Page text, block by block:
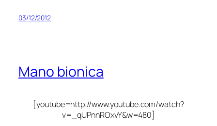
03/12/2012
Mano bionica
[youtube=http://www.youtube.com/watch?
v=_qUPnnROxvY&w=480]